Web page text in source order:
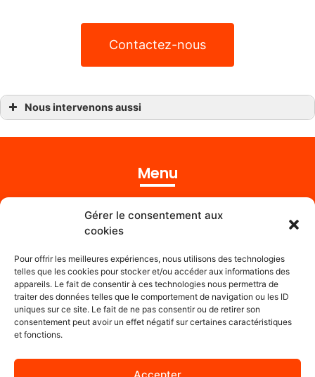
Gérer le consentement aux
cookies
Pour offrir les meilleures expériences, nous utilisons des technologies
telles que les cookies pour stocker et/ou accéder aux informations des
appareils. Le fait de consentir à ces technologies nous permettra de
traiter des données telles que le comportement de navigation ou les ID
uniques sur ce site. Le fait de ne pas consentir ou de retirer son
consentement peut avoir un effet négatif sur certaines caractéristiques
et fonctions.
Accepter
Contactez-nous
Nous intervenons aussi
Travaux de rénovation Landerneau
Travaux de rénovation Ploudalmézeau
Travaux de rénovation Landéda
Travaux de rénovation Le Relecq-Kerhuon
Travaux de rénovation Plouzané
Menu
Accueil
Réalisations
Contact